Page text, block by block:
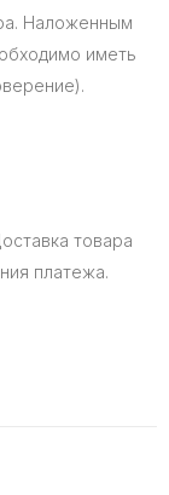
Наложенным
иметь
товара
платежа.